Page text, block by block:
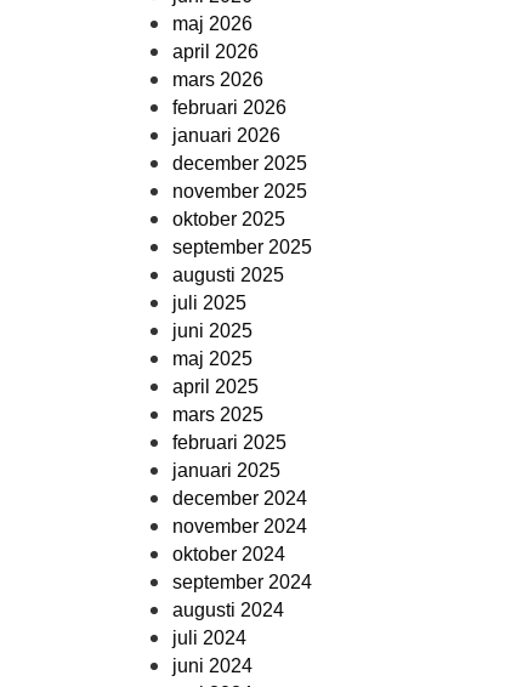
maj 2026
april 2026
mars 2026
februari 2026
januari 2026
december 2025
november 2025
oktober 2025
september 2025
augusti 2025
juli 2025
juni 2025
maj 2025
april 2025
mars 2025
februari 2025
januari 2025
december 2024
november 2024
oktober 2024
september 2024
augusti 2024
juli 2024
juni 2024